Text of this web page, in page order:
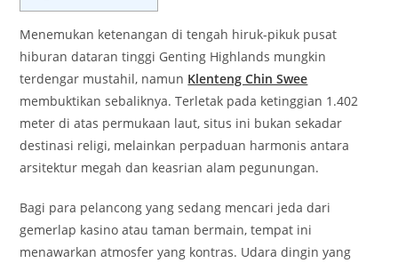
Menemukan ketenangan di tengah hiruk-pikuk pusat
hiburan dataran tinggi Genting Highlands mungkin
terdengar mustahil, namun Klenteng Chin Swee
membuktikan sebaliknya. Terletak pada ketinggian 1.402
meter di atas permukaan laut, situs ini bukan sekadar
destinasi religi, melainkan perpaduan harmonis antara
arsitektur megah dan keasrian alam pegunungan.
Bagi para pelancong yang sedang mencari jeda dari
gemerlap kasino atau taman bermain, tempat ini
menawarkan atmosfer yang kontras. Udara dingin yang